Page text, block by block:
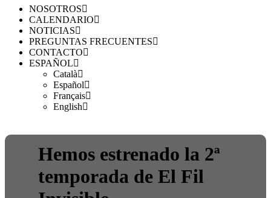
NOSOTROS
CALENDARIO
NOTICIAS
PREGUNTAS FRECUENTES
CONTACTO
ESPAÑOL
Català
Español
Français
English
Hemos estrenado la 2ª
temporada de El Fil